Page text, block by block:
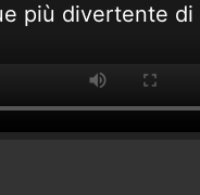
più divertente di